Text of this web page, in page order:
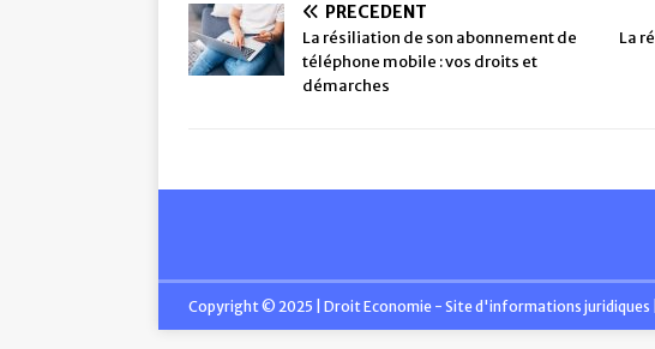
PRÉCÉDENT
La résiliation de son abonnement de
téléphone mobile : vos droits et
démarches
La
Copyright © 2025 | Droit Economie - Site d'informations juridiques